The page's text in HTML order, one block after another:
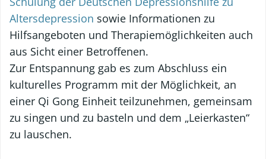
Altersdepression sowie Informationen zu
Hilfsangeboten und Therapiemöglichkeiten auch
aus Sicht einer Betroffenen.
Zur Entspannung gab es zum Abschluss ein
kulturelles Programm mit der Möglichkeit, an
einer Qi Gong Einheit teilzunehmen, gemeinsam
zu singen und zu basteln und dem „Leierkasten“
zu lauschen.